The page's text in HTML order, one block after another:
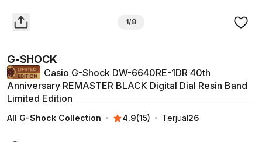
1/8
G-SHOCK
Casio G-Shock DW-6640RE-1DR 40th
Anniversary REMASTER BLACK Digital Dial Resin Band
Limited Edition
All G-Shock Collection 4.9(15) Terjual26